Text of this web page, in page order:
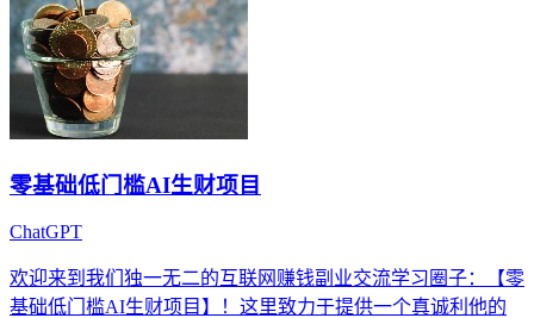
零基础低门槛AI生财项目
ChatGPT
欢迎来到我们独一无二的互联网赚钱副业交流学习圈子：【零
基础低门槛AI生财项目】！这里致力于提供一个真诚利他的